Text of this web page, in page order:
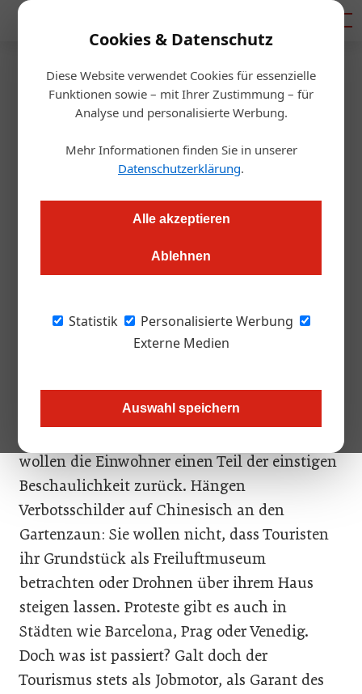
Cookies & Datenschutz
Diese Website verwendet Cookies für essenzielle
Funktionen sowie – mit Ihrer Zustimmung – für
Analyse und personalisierte Werbung.
Mehr Informationen finden Sie in unserer
Datenschutzerklärung.
Alle akzeptieren
Ablehnen
Statistik
Personalisierte Werbung
Externe Medien
Auswahl speichern
Startseite/Gastro & Hotel
Wo Tourismus an seine ­
Grenzen stößt
In Mallorca wird protestiert. Auch in Österreich gibt es
mancherorts Widerstand gegen den Massentourismus. Was
In Mallorca gingen vergangene Woche
dortigen Massentourismus zu demonstrieren.
Zu viele Leute, zu viel Müll, zu viel Profitgier,
wollen die Einwohner einen Teil der einstigen
Beschaulichkeit zurück. Hängen
Verbotsschilder auf Chinesisch an den
Gartenzaun: Sie wollen nicht, dass Touristen
ihr Grundstück als Freiluftmuseum
betrachten oder Drohnen über ihrem Haus
steigen lassen. Proteste gibt es auch in
Städten wie Barcelona, Prag oder Venedig.
Doch was ist passiert? Galt doch der
Tourismus stets als Jobmotor, als Garant des